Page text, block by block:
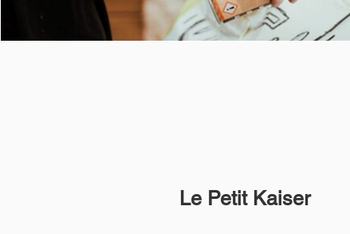
Le Petit Kaiser